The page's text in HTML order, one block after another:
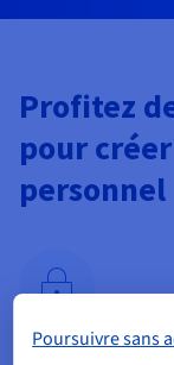
Profitez
pour
personnel
Poursuivre sans